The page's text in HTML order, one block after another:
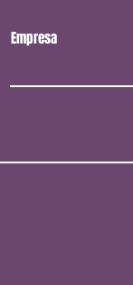
Empresa